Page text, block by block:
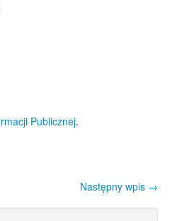
Publicznej.
Następny wpis →